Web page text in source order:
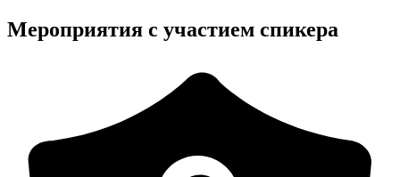
Мероприятия с участием спикера